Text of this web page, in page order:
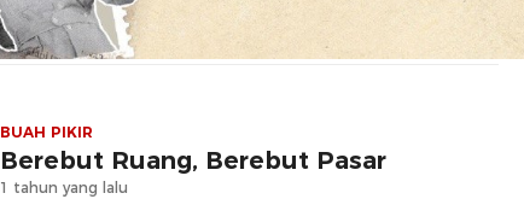
BUAH PIKIR
Berebut Ruang, Berebut Pasar
1 tahun yang lalu